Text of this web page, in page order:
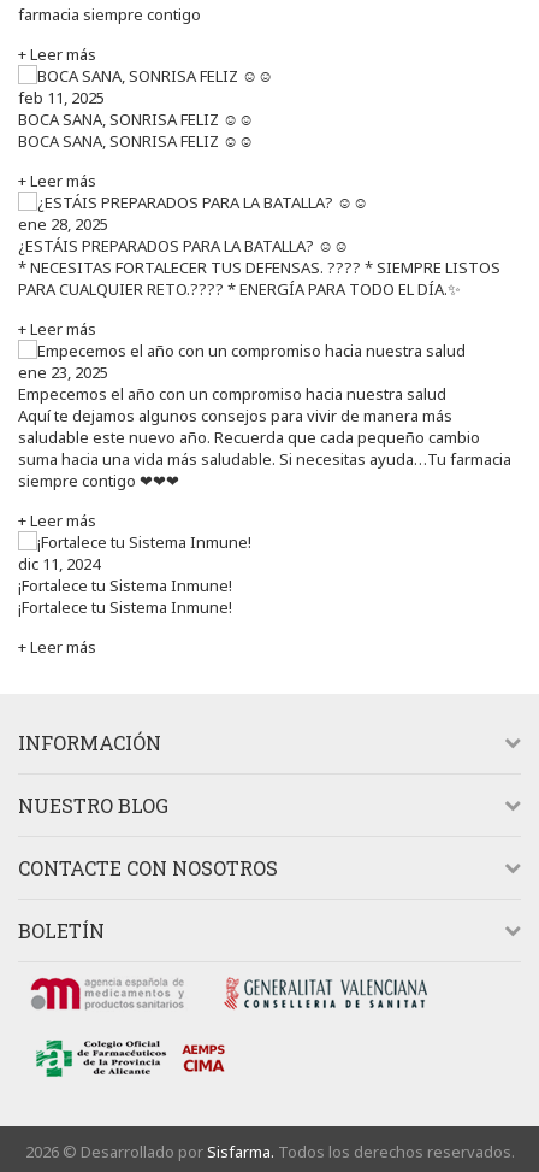
farmacia siempre contigo
+ Leer más
feb 11, 2025
BOCA SANA, SONRISA FELIZ ☺️☺️
BOCA SANA, SONRISA FELIZ ☺️☺️
+ Leer más
ene 28, 2025
¿ESTÁIS PREPARADOS PARA LA BATALLA? ☺️☺️
* NECESITAS FORTALECER TUS DEFENSAS. ????️ * SIEMPRE LISTOS
PARA CUALQUIER RETO.???? * ENERGÍA PARA TODO EL DÍA.✨
+ Leer más
ene 23, 2025
Empecemos el año con un compromiso hacia nuestra salud
Aquí te dejamos algunos consejos para vivir de manera más
saludable este nuevo año. Recuerda que cada pequeño cambio
suma hacia una vida más saludable. Si necesitas ayuda…Tu farmacia
siempre contigo ❤❤❤
+ Leer más
dic 11, 2024
¡Fortalece tu Sistema Inmune!
¡Fortalece tu Sistema Inmune!
+ Leer más
INFORMACIÓN
NUESTRO BLOG
CONTACTE CON NOSOTROS
BOLETÍN
2026 © Desarrollado porSisfarma. Todos los derechos reservados.